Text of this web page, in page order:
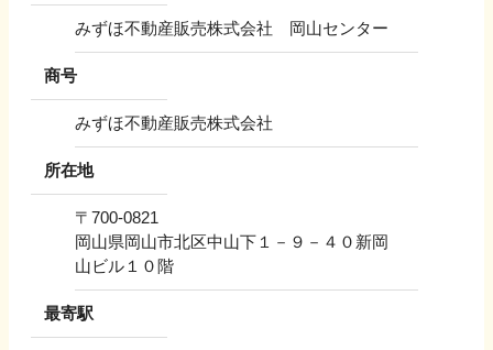
みずほ不動産販売株式会社 岡山センター
商号
みずほ不動産販売株式会社
所在地
〒 700-0821
岡山県岡山市北区中山下１－９－４０新岡
山ビル１０階
最寄駅